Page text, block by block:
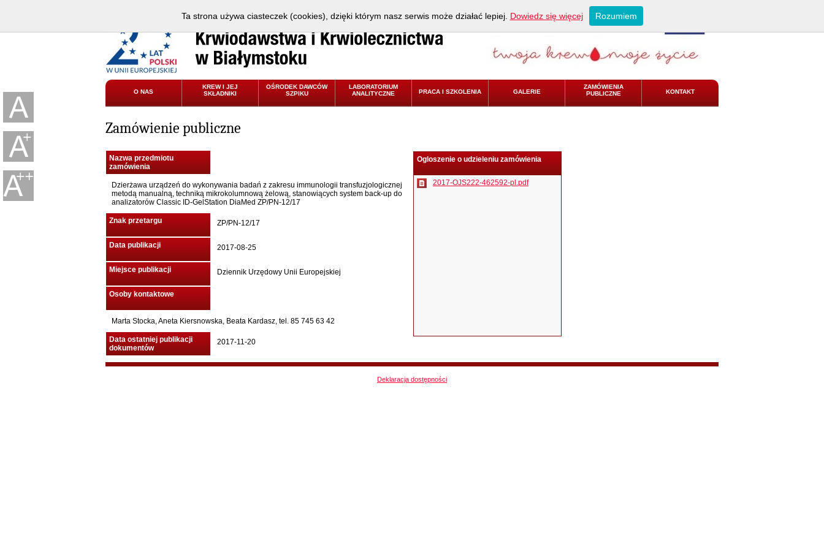
O NAS
KREW I JEJ
SKŁADNIKI
OŚRODEK DAWCÓW
SZPIKU
LABORATORIUM
ANALITYCZNE
PRACA I SZKOLENIA GALERIE
ZAMÓWIENIA
PUBLICZNE
KONTAKT
Zamówienie publiczne
Nazwa przedmiotu
zamówienia
Dzierżawa urządzeń do wykonywania badań z zakresu immunologii transfuzjologicznej
metodą manualną, techniką mikrokolumnową żelową, stanowiących system back-up do
analizatorów Classic ID-GelStation DiaMed ZP/PN-12/17
Znak przetargu ZP/PN-12/17
Data publikacji 2017-08-25
Miejsce publikacji Dziennik Urzędowy Unii Europejskiej
Osoby kontaktowe
Marta Stocka, Aneta Kiersnowska, Beata Kardasz, tel. 85 745 63 42
Data ostatniej publikacji
dokumentów
2017-11-20
Ogloszenie o udzieleniu zamówienia
2017-OJS222-462592-pl.pdf
Deklaracja dostępności
Ta strona używa ciasteczek (cookies), dzięki którym nasz serwis może działać lepiej. Dowiedz się więcej Rozumiem